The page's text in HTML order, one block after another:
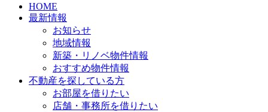
HOME
最新情報
お知らせ
地域情報
新築・リノベ物件情報
おすすめ物件情報
不動産を探している方
お部屋を借りたい
店舗・事務所を借りたい